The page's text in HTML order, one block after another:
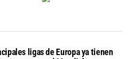
ligas de Europa ya tienen